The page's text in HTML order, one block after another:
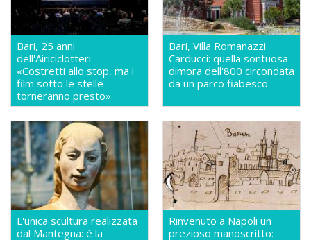
Bari, 25 anni
dell'Airiciclotteri:
«Costretti allo stop, ma i
film sotto le stelle
torneranno presto»
Bari, Villa Romanazzi
Carducci: quella sontuosa
dimora dell'800 circondata
da un parco fiabesco
L'unica scultura realizzata
dal Mantegna: è la
Rinvenuto a Napoli un
prezioso manoscritto: